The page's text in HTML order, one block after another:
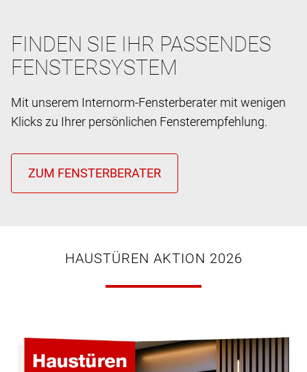
FINDEN SIE IHR PASSENDES
FENSTERSYSTEM
Mit unserem Internorm-Fensterberater mit wenigen
Klicks zu Ihrer persönlichen Fensterempfehlung.
HAUSTÜREN AKTION 2026